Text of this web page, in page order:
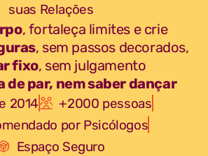
suas Relações
, fortaleça limites e crie
, sem passos decorados,
fixo, sem julgamento
de par, nem saber dançar
2014
+2000 pessoas
por Psicólogos
Espaço Seguro